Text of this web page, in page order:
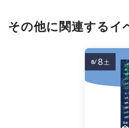
その他に関連するイ
8/ 8土